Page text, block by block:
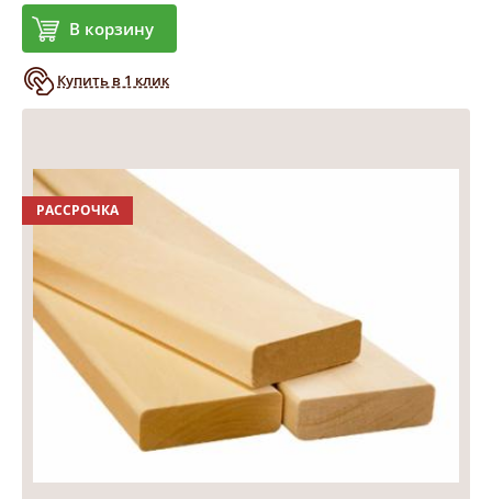
В корзину
Купить в 1 клик
РАССРОЧКА